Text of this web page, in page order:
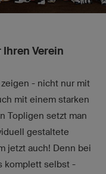
Verein
- nicht nur mit
mit einem starken
Topligen setzt man
gestaltete
jetzt auch! Denn bei
komplett selbst -